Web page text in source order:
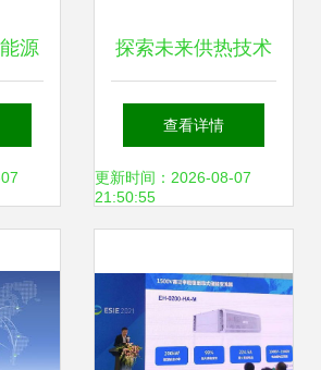
源
快
展
探索未来供热技术
德图仪器亮相供热
展，助力新兴能源
查看详情
更新时间：2026-08-07
21:50:55